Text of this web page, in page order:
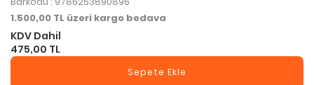
1.500,00 TL üzeri kargo bedava
KDV Dahil
475,00 TL
Sepete Ekle